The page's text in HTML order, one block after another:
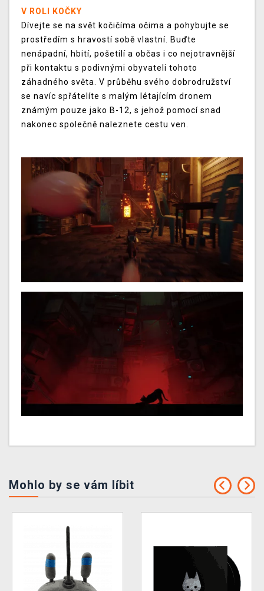
V ROLI KOČKY
Dívejte se na svět kočičíma očima a pohybujte se
prostředím s hravostí sobě vlastní. Buďte
nenápadní, hbití, pošetilí a občas i co nejotravnější
při kontaktu s podivnými obyvateli tohoto
záhadného světa. V průběhu svého dobrodružství
se navíc spřátelíte s malým létajícím dronem
známým pouze jako B-12, s jehož pomocí snad
nakonec společně naleznete cestu ven.
Mohlo by se vám líbit